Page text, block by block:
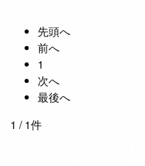
先頭へ
前へ
1
次へ
最後へ
1 / 1件